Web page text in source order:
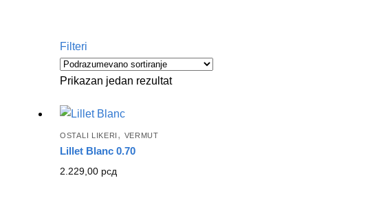
Filteri
Prikazan jedan rezultat
OSTALI LIKERI , VERMUT
Lillet Blanc 0.70
2.229,00 рсд